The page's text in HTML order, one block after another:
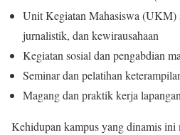
Unit Kegiatan Mahasiswa (UKM)
jurnalistik, dan kewirausahaan
Kegiatan sosial dan pengabdian
Seminar dan pelatihan
Magang dan praktik kerja
Kehidupan kampus yang dinamis ini